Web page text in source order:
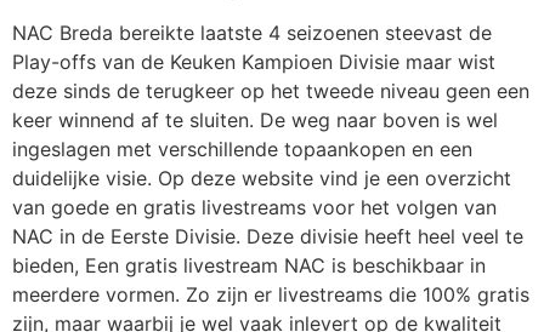
NAC Breda bereikte laatste 4 seizoenen steevast de
Play-offs van de Keuken Kampioen Divisie maar wist
deze sinds de terugkeer op het tweede niveau geen een
keer winnend af te sluiten. De weg naar boven is wel
ingeslagen met verschillende topaankopen en een
duidelijke visie. Op deze website vind je een overzicht
van goede en gratis livestreams voor het volgen van
NAC in de Eerste Divisie. Deze divisie heeft heel veel te
bieden, Een gratis livestream NAC is beschikbaar in
meerdere vormen. Zo zijn er livestreams die 100% gratis
zijn, maar waarbij je wel vaak inlevert op de kwaliteit